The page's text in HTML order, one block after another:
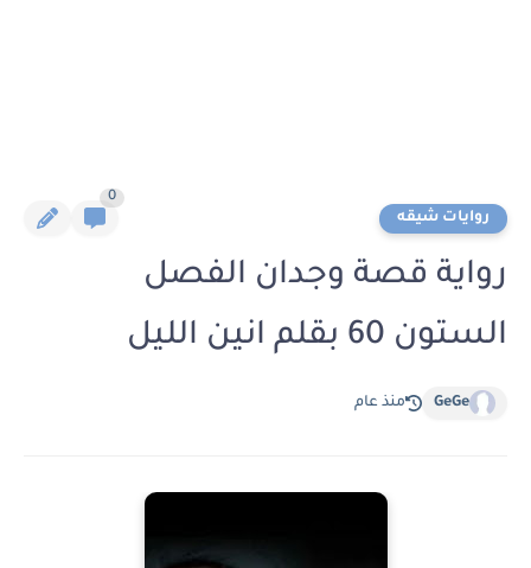
روايات شيقه
0
رواية قصة وجدان الفصل
الستون 60 بقلم انين الليل
GeGe منذ عام